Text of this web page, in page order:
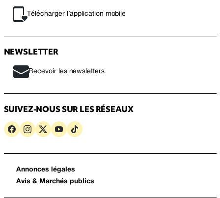
Télécharger l’application mobile
NEWSLETTER
Recevoir les newsletters
SUIVEZ-NOUS SUR LES RÉSEAUX
Annonces légales
Avis & Marchés publics